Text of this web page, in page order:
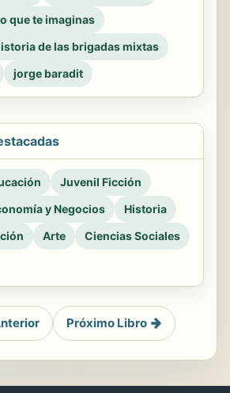
que te imaginas
de las brigadas mixtas
jorge baradit
Juvenil Ficción
y Negocios
Historia
Arte
Ciencias Sociales
Próximo Libro